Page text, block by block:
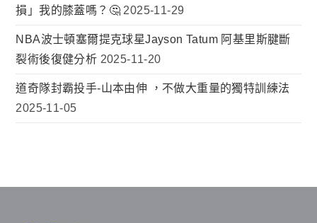
損」我的膝蓋嗎？🤔 2025-11-29
NBA波士頓塞爾提克球星Jayson Tatum 阿基里斯腱斷
裂術後復健分析 2025-11-20
道奇隊封霸投手-山本由伸 ，不做大重量的獨特訓練法
2025-11-05